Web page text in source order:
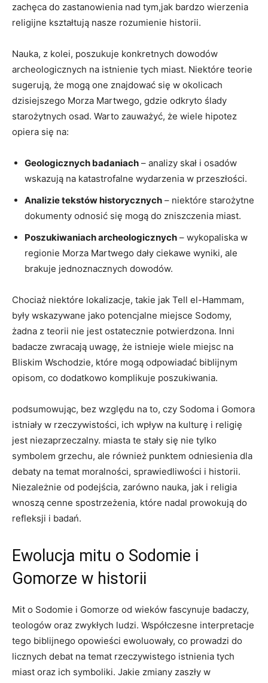
zachęca do zastanowienia nad tym,jak bardzo wierzenia
religijne kształtują nasze rozumienie historii.
Nauka, z kolei, poszukuje konkretnych dowodów
archeologicznych na istnienie tych miast. Niektóre teorie
sugerują, że mogą one znajdować się w okolicach
dzisiejszego Morza Martwego, gdzie odkryto ślady
starożytnych osad. Warto zauważyć, że wiele hipotez
opiera się na:
Geologicznych badaniach – analizy skał i osadów
wskazują na katastrofalne wydarzenia w przeszłości.
Analizie tekstów historycznych – niektóre starożytne
dokumenty odnosić się mogą do zniszczenia miast.
Poszukiwaniach archeologicznych – wykopaliska w
regionie Morza Martwego dały ciekawe wyniki, ale
brakuje jednoznacznych dowodów.
Chociaż niektóre lokalizacje, takie jak Tell el-Hammam,
były wskazywane jako potencjalne miejsce Sodomy,
żadna z teorii nie jest ostatecznie potwierdzona. Inni
badacze zwracają uwagę, że istnieje wiele miejsc na
Bliskim Wschodzie, które mogą odpowiadać biblijnym
opisom, co dodatkowo komplikuje poszukiwania.
podsumowując, bez względu na to, czy Sodoma i Gomora
istniały w rzeczywistości, ich wpływ na kulturę i religię
jest niezaprzeczalny. miasta te stały się nie tylko
symbolem grzechu, ale również punktem odniesienia dla
debaty na temat moralności, sprawiedliwości i historii.
Niezależnie od podejścia, zarówno nauka, jak i religia
wnoszą cenne spostrzeżenia, które nadal prowokują do
refleksji i badań.
Ewolucja mitu o Sodomie i
Gomorze w historii
Mit o Sodomie i Gomorze od wieków fascynuje badaczy,
teologów oraz zwykłych ludzi. Współczesne interpretacje
tego biblijnego opowieści ewoluowały, co prowadzi do
licznych debat na temat rzeczywistego istnienia tych
miast oraz ich symboliki. Jakie zmiany zaszły w